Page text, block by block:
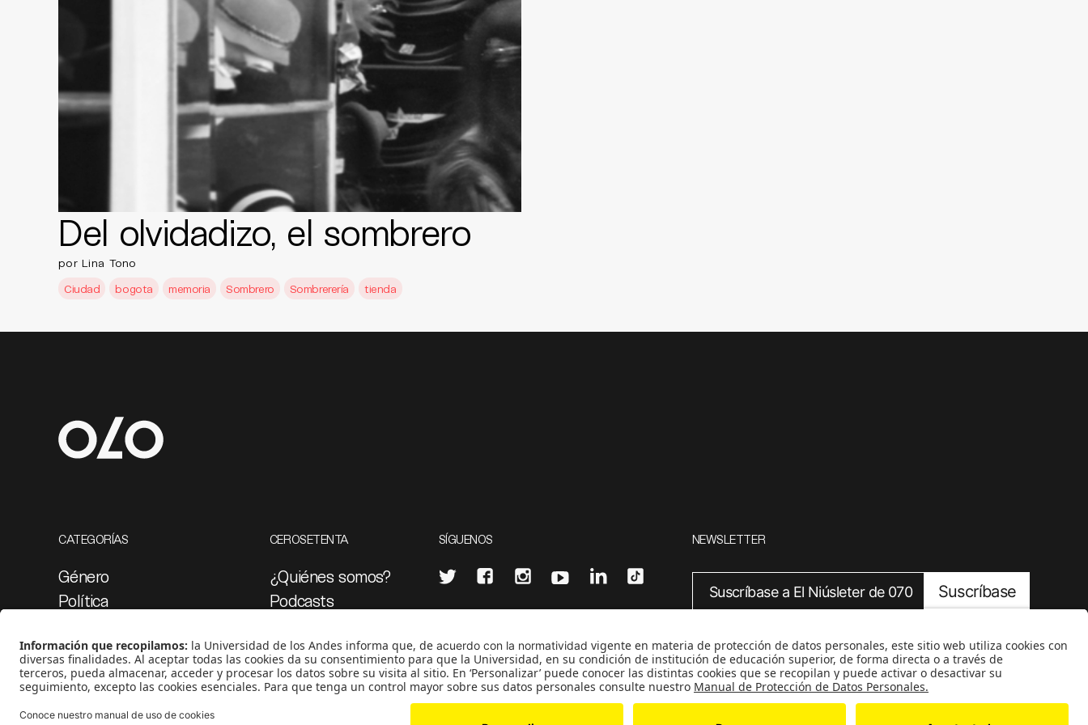
Del olvidadizo, el sombrero
por Lina Tono
Ciudad
bogota memoria Sombrero Sombrerería tienda
CATEGORÍAS
Género
Política
Medio ambiente
Medios y periodismo
Ciudad
CEROSETENTA
¿Quiénes somos?
Podcasts
Proyectos 070
SÍGUENOS
CONTÁCTANOS
cerosetenta@uniandes.edu.co
BOGOTÁ, COLOMBIA
NEWSLETTER
Suscríbase